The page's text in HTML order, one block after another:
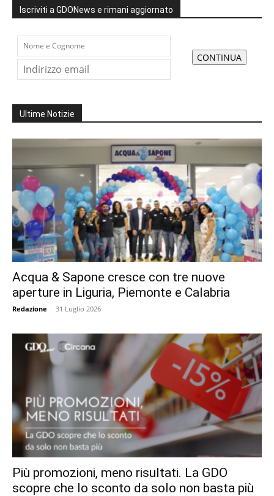
Iscriviti a GDONews e rimani aggiornato
Ultime Notizie
Acqua & Sapone cresce con tre nuove
aperture in Liguria, Piemonte e Calabria
Redazione - 31 Luglio 2026
Più promozioni, meno risultati. La GDO
scopre che lo sconto da solo non basta più